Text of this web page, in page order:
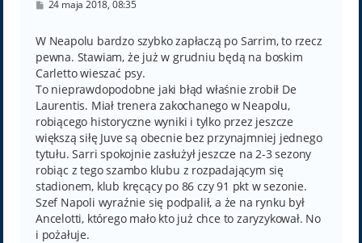
P
t
24 maja 2018, 08:35
W Neapolu bardzo szybko zapłaczą po Sarrim, to rzecz
pewna. Stawiam, że już w grudniu będą na boskim
Carletto wieszać psy.
To nieprawdopodobne jaki błąd właśnie zrobił De
Laurentis. Miał trenera zakochanego w Neapolu,
robiącego historyczne wyniki i tylko przez jeszcze
większą siłę Juve są obecnie bez przynajmniej jednego
tytułu. Sarri spokojnie zasłużył jeszcze na 2-3 sezony
robiąc z tego szambo klubu z rozpadającym się
stadionem, klub kręcący po 86 czy 91 pkt w sezonie.
Szef Napoli wyraźnie się podpalił, a że na rynku był
Ancelotti, którego mało kto już chce to zaryzykował. No
i pożałuje.